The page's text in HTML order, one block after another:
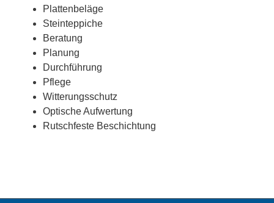
Plattenbeläge
Steinteppiche
Beratung
Planung
Durchführung
Pflege
Witterungsschutz
Optische Aufwertung
Rutschfeste Beschichtung